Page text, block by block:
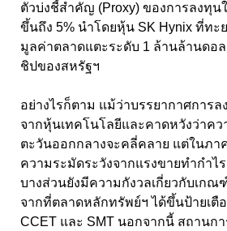
ตัวบ่งชี้สำคัญ (Proxy) ของการลงทุน
ขึ้นถึง 5% นำโดยหุ้น SK Hynix ที่ทะ
มูลค่าตลาดแตะระดับ 1 ล้านล้านดอ
ชิปของสหรัฐฯ
อย่างไรก็ตาม แม้ว่าบรรยากาศการ
จากหุ้นเทคโนโลยีและคาดหวังว่าคว
ตะวันออกกลางจะคลี่คลาย แต่ในภา
ความระมัดระวังจากแรงขายทำกำไ
บางส่วนยังมีความกังวลเกี่ยวกับเกณ
จากที่ตลาดหลักทรัพย์ฯ ได้ขึ้นป้ายเตื
CCET และ SMT นอกจากนี้ สถานก